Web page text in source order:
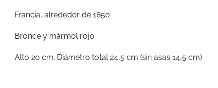
Francia, alrededor de 1850
Bronce y mármol rojo
Alto 20 cm. Diámetro total 24,5 cm (sin asas 14,5 cm)